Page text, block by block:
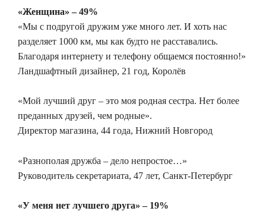
«Женщина» – 49%
«Мы с подругой дружим уже много лет. И хоть нас
разделяет 1000 км, мы как будто не расставались.
Благодаря интернету и телефону общаемся постоянно!»
Ландшафтный дизайнер, 21 год, Королёв
«Мой лучший друг – это моя родная сестра. Нет более
преданных друзей, чем родные».
Директор магазина, 44 года, Нижний Новгород
«Разнополая дружба – дело непростое…»
Руководитель секретариата, 47 лет, Санкт-Петербург
«У меня нет лучшего друга» – 19%